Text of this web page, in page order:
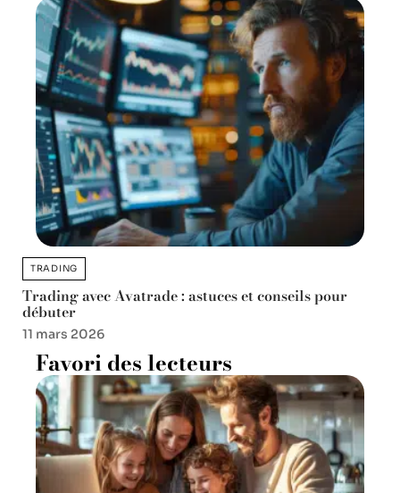
TRADING
Trading avec Avatrade : astuces et conseils pour
débuter
11 mars 2026
Favori des lecteurs